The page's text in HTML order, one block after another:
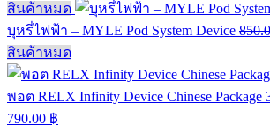
สินค้าหมด
บุหรี่ไฟฟ้า – MYLE Pod System Device
สินค้าหมด
พอต RELX Infinity Device Chinese Package
790.00 ฿